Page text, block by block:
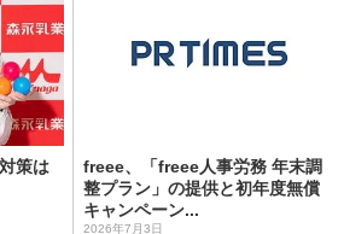
策は
freee、「freee人事労務 年末調
整プラン」の提供と初年度無償
キャンペーン...
2026年7月3日